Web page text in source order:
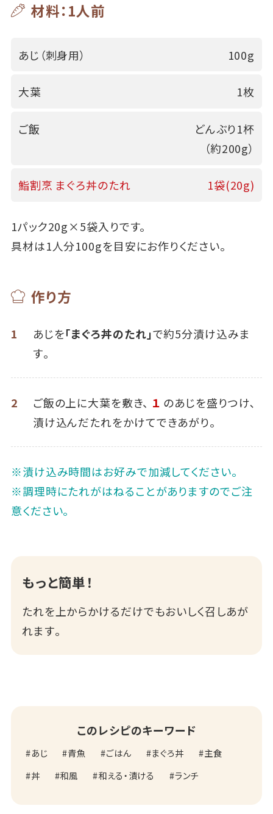
材料：1人前
あじ（刺身用） 100g
大葉 1枚
ご飯
どんぶり1杯
（約200g）
鮨割烹 まぐろ丼のたれ 1袋(20g)
1パック20g×5袋入りです。
具材は1人分100gを目安にお作りください。
作り方
1 あじを「まぐろ丼のたれ」で約5分漬け込みま
す｡
2 ご飯の上に大葉を敷き、 １ のあじを盛りつけ､
漬け込んだたれをかけてできあがり｡
※漬け込み時間はお好みで加減してください｡
※調理時にたれがはねることがありますのでご注
意ください。
もっと簡単！
たれを上からかけるだけでもおいしく召しあが
れます｡
このレシピのキーワード
あじ 青魚 ごはん まぐろ丼
主食
丼
和風 和える・漬ける ランチ